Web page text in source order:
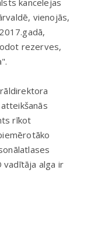
vienojās,
rezerves,
rīkot
vadītāja alga ir